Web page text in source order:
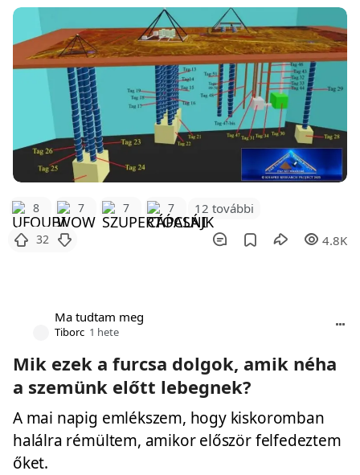
8 7 7 7 12 további
32 4.8K
Ma tudtam meg
Tiborc 1 hete
Mik ezek a furcsa dolgok, amik néha
a szemünk előtt lebegnek?
A mai napig emlékszem, hogy kiskoromban
halálra rémültem, amikor először felfedeztem
őket.